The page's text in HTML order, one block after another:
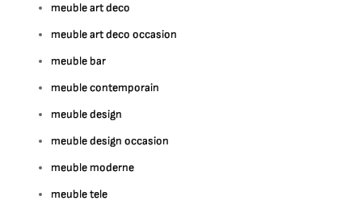
meuble art deco
meuble art deco occasion
meuble bar
meuble contemporain
meuble design
meuble design occasion
meuble moderne
meuble tele